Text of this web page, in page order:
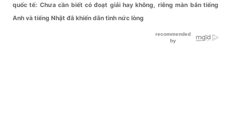
quốc tế: Chưa cần biết có đoạt giải hay không, riêng màn bắn tiếng
Anh và tiếng Nhật đã khiến dân tình nức lòng